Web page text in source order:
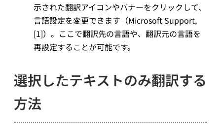
示された翻訳アイコンやバナーをクリックして、
言語設定を変更できます（Microsoft Support,
[1]）。ここで翻訳先の言語や、翻訳元の言語を
再設定することが可能です。
選択したテキストのみ翻訳する
方法